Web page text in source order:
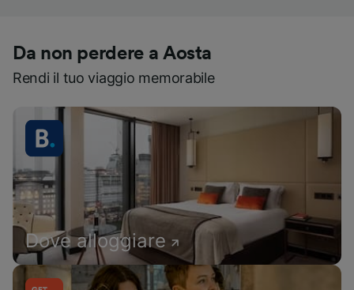
Da non perdere a Aosta
Rendi il tuo viaggio memorabile
Dove alloggiare